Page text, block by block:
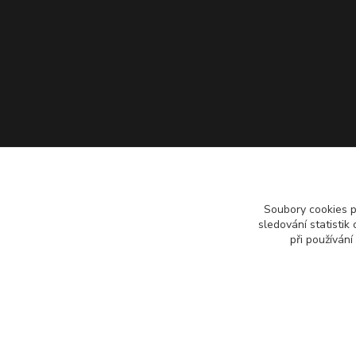
Soubory cookies
sledování statistik
při